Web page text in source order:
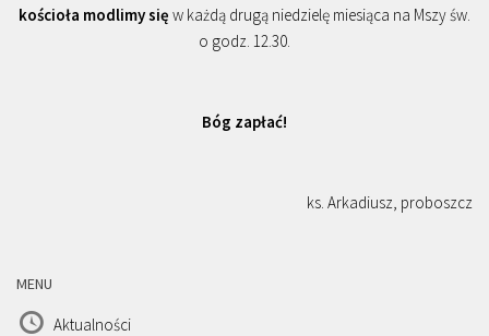
kościoła modlimy się w każdą drugą niedzielę miesiąca na Mszy św.
o godz. 12.30.
Bóg zapłać!
ks. Arkadiusz, proboszcz
MENU
Aktualności